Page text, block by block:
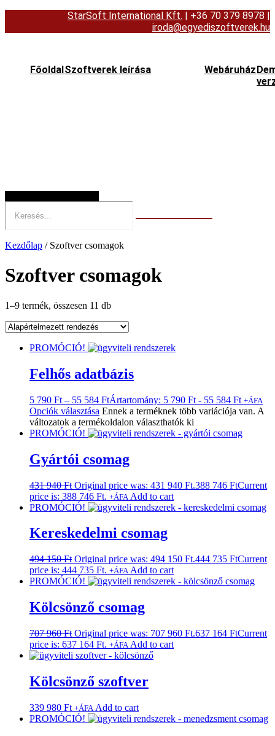
StarSoft International Kft. | +36 70 379 8978 |
iroda@egyediszoftverek.hu
FőoldalSzoftverek leírása Webáruház
Kezdőlap / Szoftver csomagok
Szoftver csomagok
1–9 termék, összesen 11 db
PROMÓCIÓ!
Felhős adatbázis
5 790 Ft – 55 584 FtÁrtartomány: 5 790 Ft - 55 584 Ft +ÁFA
Opciók választása Ennek a terméknek több variációja van. A
változatok a termékoldalon választhatók ki
PROMÓCIÓ!
Gyártói csomag
431 940Ft Original price was: 431 940 Ft.388 746 FtCurrent
price is: 388 746 Ft. +ÁFA Add to cart
PROMÓCIÓ!
Kereskedelmi csomag
494 150Ft Original price was: 494 150 Ft.444 735 FtCurrent
price is: 444 735 Ft. +ÁFA Add to cart
PROMÓCIÓ!
Kölcsönző csomag
707 960Ft Original price was: 707 960 Ft.637 164 FtCurrent
price is: 637 164 Ft. +ÁFA Add to cart
Kölcsönző szoftver
339 980 Ft +ÁFA Add to cart
PROMÓCIÓ!